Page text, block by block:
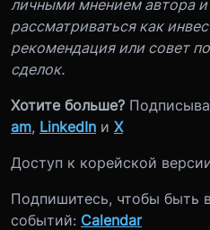
личными мнением автора
рассматриваться как
рекомендация или совет
сделок.
Хотите больше?
am, LinkedIn и X
Доступ к корейской
Подпишитесь, чтобы быть
событий: Calendar